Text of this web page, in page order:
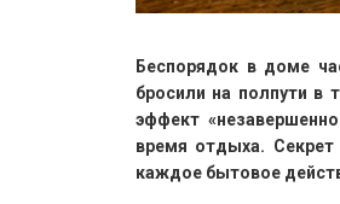
Беспорядок в доме
бросили на полпути в
эффект
время отдыха. Секрет
каждое бытовое